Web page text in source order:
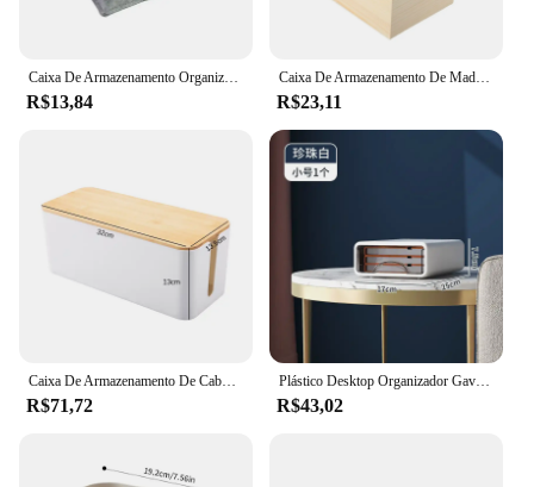
Caixa De Armazenamento Organizador Sala Mesa Diversos Cesta De Armazenamento Nordic Feltro Cesta De Lavanderia Caixa De Pano Quarto Meias Recipiente
R$13,84
Caixa De Armazenamento De Madeira Retro, caixas De Armazenamento De Armadilha Quadrada, caixa De Presente Do Ofício, Caixa De Jóias, Desktop Em Casa, Decoração De Armazenamento De Garra
R$23,11
Caixa De Armazenamento De Cabo De Madeira, Caso De Faixa De Poder, Organizador De Gerenciamento De Fio, Anti-Poeira Carregador Bin, Soquete De Rede
R$71,72
Plástico Desktop Organizador Gaveta, Maquiagem Caixa De Armazenamento, Empilhável Jóias Recipiente, Grande Máscara, Armazenamento De Escritório, Medicina, Dustproof
R$43,02